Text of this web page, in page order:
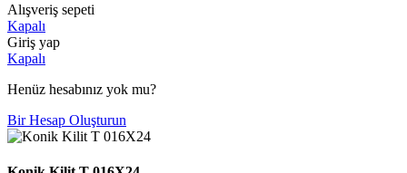
Alışveriş sepeti
Kapalı
Giriş yap
Kapalı
Henüz hesabınız yok mu?
Bir Hesap Oluşturun